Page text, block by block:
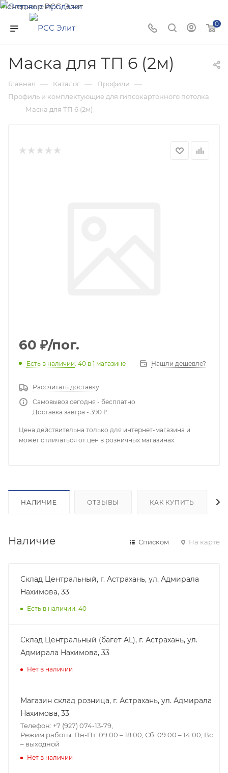
Менеджер РСС-Элит
Напишите нам и мы поможем подобрать товар именно
для Вас!
0
Маска для ТП 6 (2м)
Главная — Каталог — Профили —
Профиль и комплектующие для гипсокартонного потолка
— Маска для ТП 6 (2м)
60 ₽/пог.
Есть в наличии: 40 в 1 магазине Нашли дешевле?
Рассчитать доставку
Самовывоз сегодня - бесплатно
Доставка завтра - 390 ₽
Цена действительна только для интернет-магазина и
может отличаться от цен в розничных магазинах
НАЛИЧИЕ ОТЗЫВЫ КАК КУПИТЬ
Наличие Списком На карте
Склад Центральный, г. Астрахань, ул. Адмирала
Нахимова, 33
Есть в наличии: 40
Склад Центральный (багет AL), г. Астрахань, ул.
Адмирала Нахимова, 33
Нет в наличии
Магазин склад розница, г. Астрахань, ул. Адмирала
Нахимова, 33
Телефон: +7 (927) 074-13-79,
Режим работы: Пн-Пт: 09:00 – 18:00, Сб: 09:00 – 14:00, Вс
– выходной
Нет в наличии